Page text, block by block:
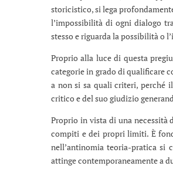
storicistico, si lega
l’impossibilità di ogni dialogo
stesso e riguarda la possibilità o
Proprio alla luce di questa
categorie in grado di qualificare
a non si sa quali criteri, perché
critico e del suo giudizio
Proprio in vista di una necessità
compiti e dei propri limiti. È
nell’antinomia teoria-pratica si
attinge contemporaneamente a